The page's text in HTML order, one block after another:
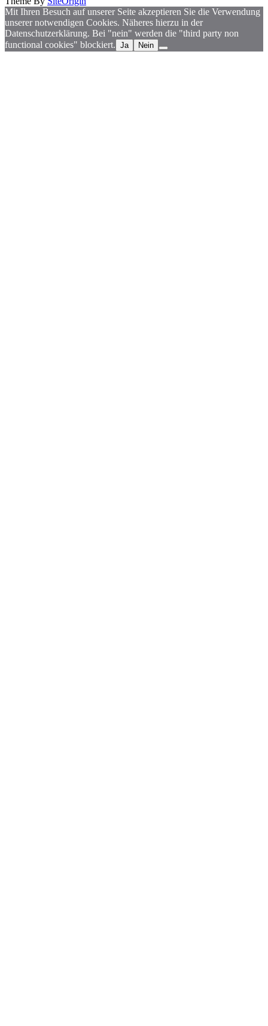
Mit Ihren Besuch auf unserer Seite akzeptieren Sie die Verwendung
unserer notwendigen Cookies. Näheres hierzu in der
Datenschutzerklärung. Bei "nein" werden die "third party non
functional cookies" blockiert. Ja Nein